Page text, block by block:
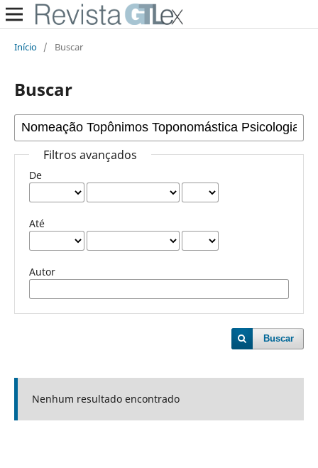
Início / Buscar
Buscar
Filtros avançados
De
Até
Autor
Buscar
Nenhum resultado encontrado